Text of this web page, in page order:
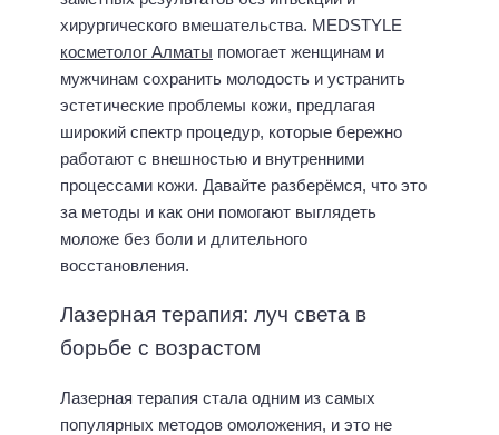
хирургического вмешательства. MEDSTYLE
косметолог Алматы помогает женщинам и
мужчинам сохранить молодость и устранить
эстетические проблемы кожи, предлагая
широкий спектр процедур, которые бережно
работают с внешностью и внутренними
процессами кожи. Давайте разберёмся, что это
за методы и как они помогают выглядеть
моложе без боли и длительного
восстановления.
Лазерная терапия: луч света в
борьбе с возрастом
Лазерная терапия стала одним из самых
популярных методов омоложения, и это не